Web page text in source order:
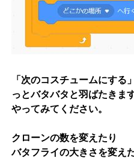
「次のコスチュームにする
っとバタバタと羽ばたきます
やってみてください。
クローンの数を変えたり
バタフライの大きさを変え